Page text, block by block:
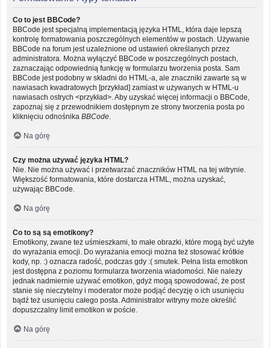
Co to jest BBCode?
BBCode jest specjalną implementacją języka HTML, która daje lepszą
kontrolę formatowania poszczególnych elementów w postach. Używanie
BBCode na forum jest uzależnione od ustawień określanych przez
administratora. Można wyłączyć BBCode w poszczególnych postach,
zaznaczając odpowiednią funkcję w formularzu tworzenia posta. Sam
BBCode jest podobny w składni do HTML-a, ale znaczniki zawarte są w
nawiasach kwadratowych [przykład] zamiast w używanych w HTML-u
nawiasach ostrych <przykład>. Aby uzyskać więcej informacji o BBCode,
zapoznaj się z przewodnikiem dostępnym ze strony tworzenia posta po
kliknięciu odnośnika BBCode
Na górę
Czy można używać języka HTML?
Nie. Nie można używać i przetwarzać znaczników HTML na tej witrynie.
Większość formatowania, które dostarcza HTML, można uzyskać,
używając BBCode.
Na górę
Co to są są emotikony?
Emotikony, zwane też uśmieszkami, to małe obrazki, które mogą być użyte
do wyrażania emocji. Do wyrażania emocji można też stosować krótkie
kody, np. :) oznacza radość, podczas gdy :( smutek. Pełna lista emotikon
jest dostępna z poziomu formularza tworzenia wiadomości. Nie należy
jednak nadmiernie używać emotikon, gdyż mogą spowodować, że post
stanie się nieczytelny i moderator może podjąć decyzję o ich usunięciu
bądź też usunięciu całego posta. Administrator witryny może określić
dopuszczalny limit emotikon w poście.
Na górę